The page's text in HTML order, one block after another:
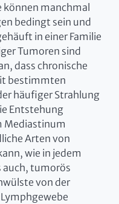
manchmal
bedingt sein und
in einer Familie
Tumoren sind
dass chronische
bestimmten
häufiger Strahlung
Entstehung
Mediastinum
Arten von
wie in jedem
auch, tumorös
von der